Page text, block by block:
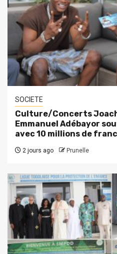
SOCIETE
Culture/Concerts
Emmanuel Adébayor
avec 10 millions de
2 jours ago Prunelle